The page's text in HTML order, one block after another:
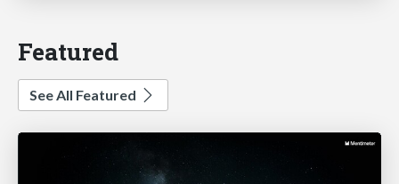
Featured
See All Featured